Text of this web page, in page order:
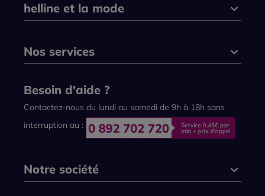
helline et la mode
Nos services
Besoin d'aide ?
Contactez-nous du lundi au samedi de 9h à 18h sans
interruption au :
Notre société